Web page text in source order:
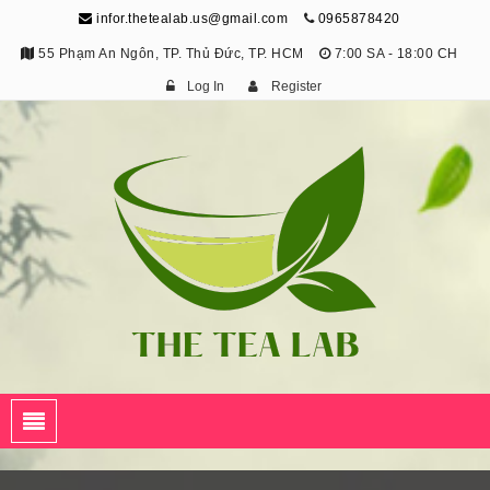
infor.thetealab.us@gmail.com 0965878420
55 Phạm An Ngôn, TP. Thủ Đức, TP. HCM 7:00 SA - 18:00 CH
Log In Register